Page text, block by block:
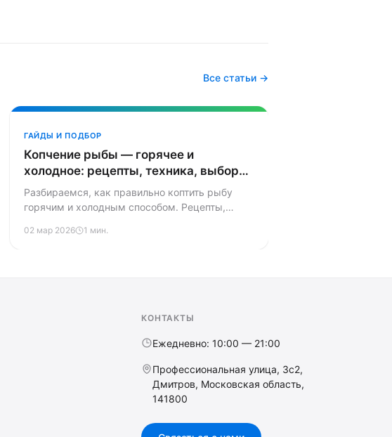
Все статьи →
ГАЙДЫ И ПОДБОР
Копчение рыбы — горячее и
холодное: рецепты, техника, выбор
древесины
Разбираемся, как правильно коптить рыбу
горячим и холодным способом. Рецепты,
опыта.
02 мар 2026 1 мин.
КОНТАКТЫ
Ежедневно: 10:00 — 21:00
Профессиональная улица, 3с2,
Дмитров, Московская область,
141800